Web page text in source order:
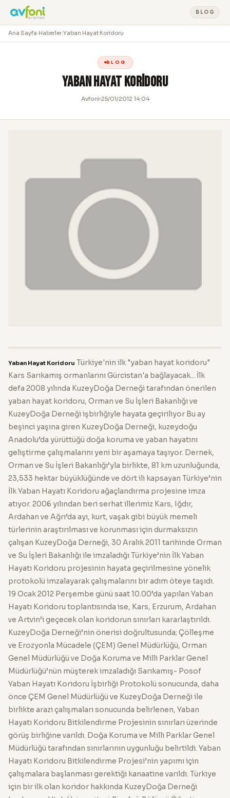
BLOG
Ana Sayfa›Haberler›Yaban Hayat Koridoru
BLOG
Yaban Hayat Koridoru
Avfoni 25/01/2012 14:04
Yaban Hayat Koridoru Türkiye'nin ilk "yaban hayat koridoru"
Kars Sarıkamış ormanlarını Gürcistan'a bağlayacak... İlk
defa 2008 yılında KuzeyDoğa Derneği tarafından önerilen
yaban hayat koridoru, Orman ve Su İşleri Bakanlığı ve
KuzeyDoğa Derneği işbirliğiyle hayata geçiriliyor Bu ay
beşinci yaşına giren KuzeyDoğa Derneği, kuzeydoğu
Anadolu’da yürüttüğü doğa koruma ve yaban hayatını
geliştirme çalışmalarını yeni bir aşamaya taşıyor. Dernek,
Orman ve Su İşleri Bakanlığı’yla birlikte, 81 km uzunluğunda,
23,533 hektar büyüklüğünde ve dört ili kapsayan Türkiye’nin
İlk Yaban Hayatı Koridoru ağaçlandırma projesine imza
atıyor. 2006 yılından beri serhat illerimiz Kars, Iğdır,
Ardahan ve Ağrı’da ayı, kurt, vaşak gibi büyük memeli
türlerinin araştırılması ve korunması için durmaksızın
çalışan KuzeyDoğa Derneği, 30 Aralık 2011 tarihinde Orman
ve Su İşleri Bakanlığı ile imzaladığı Türkiye’nin İlk Yaban
Hayatı Koridoru projesinin hayata geçirilmesine yönelik
protokolü imzalayarak çalışmalarını bir adım öteye taşıdı.
19 Ocak 2012 Perşembe günü saat 10.00’da yapılan Yaban
Hayatı Koridoru toplantısında ise, Kars, Erzurum, Ardahan
ve Artvin’i geçecek olan koridorun sınırları kararlaştırıldı.
KuzeyDoğa Derneği’nin önerisi doğrultusunda; Çölleşme
ve Erozyonla Mücadele (ÇEM) Genel Müdürlüğü, Orman
Genel Müdürlüğü ve Doğa Koruma ve Milli Parklar Genel
Müdürlüğü’nün müşterek imzaladığı Sarıkamış- Posof
Yaban Hayatı Koridoru İşbirliği Protokolü sonucunda, daha
önce ÇEM Genel Müdürlüğü ve KuzeyDoğa Derneği ile
birlikte arazi çalışmaları sonucunda belirlenen, Yaban
Hayatı Koridoru Bitkilendirme Projesinin sınırları üzerinde
görüş birliğine varıldı. Doğa Koruma ve Milli Parklar Genel
Müdürlüğü tarafından sınırlarının uygunluğu belirtildi. Yaban
Hayatı Koridoru Bitkilendirme Projesi’nin yapımı için
çalışmalara başlanması gerektiği kanaatine varıldı. Türkiye
için bir ilk olan koridor hakkında KuzeyDoğa Derneği